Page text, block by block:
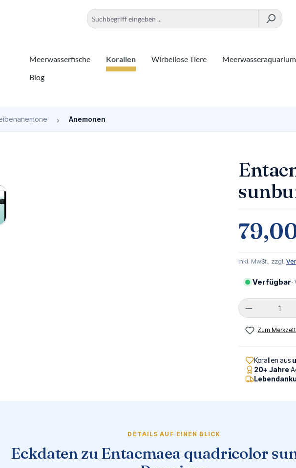
Meerwasserfische Korallen Wirbellose Tiere Meerwasseraquarium
Blog
Anemonen
inkl. MwSt., zzgl.
Verfügbar
Produkt
Zum
Korallen aus
20+ Jahre
DETAILS AUF EINEN BLICK
Eckdaten zu Entacmaea quadricolor